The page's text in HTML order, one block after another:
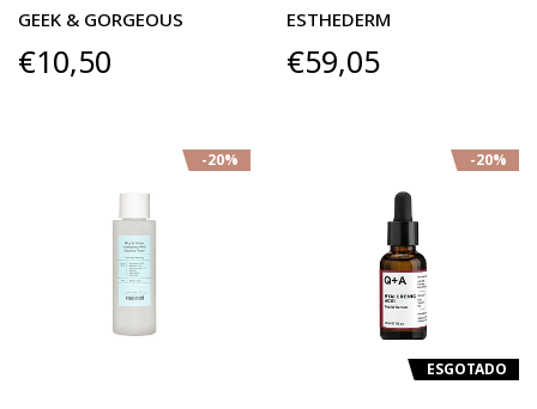
GEEK & GORGEOUS
€10,50
ESTHEDERM
€59,05
-20% -20%
ESGOTADO